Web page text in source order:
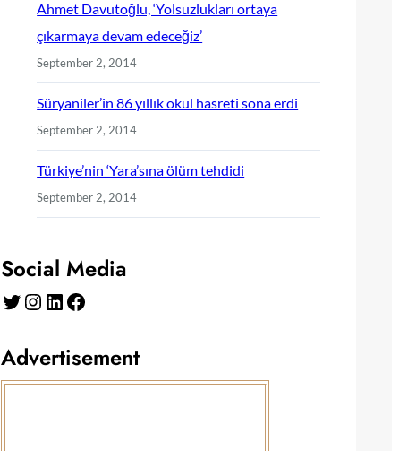
Ahmet Davutoğlu, ‘Yolsuzlukları ortaya
çıkarmaya devam edeceğiz’
September 2, 2014
Süryaniler’in 86 yıllık okul hasreti sona erdi
September 2, 2014
Türkiye’nin ‘Yara’sına ölüm tehdidi
September 2, 2014
Social Media
Twitter Instagram LinkedIn Facebook
Advertisement